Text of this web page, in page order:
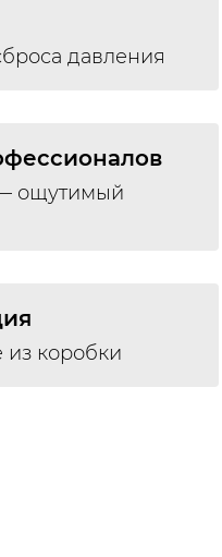
давления
ощутимый
из коробки